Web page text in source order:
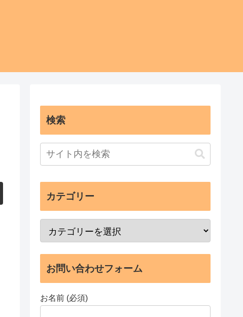
検索
カテゴリー
お問い合わせフォーム
お名前 (必須)